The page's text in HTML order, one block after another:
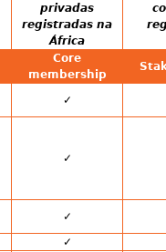
privadas
registradas na
África
Core
membership
✓
✓
✓
✓